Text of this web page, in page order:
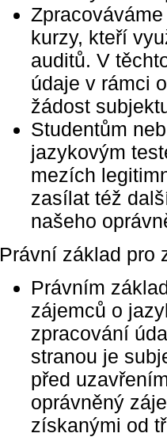
kurzy, kteří
auditů. V
údaje v rámci
žádost
Studentům
jazykovým
mezích
zasílat též
našeho
Právní základ pro
Právním
zájemců o
zpracování
stranou je
před
oprávněný
získanými od